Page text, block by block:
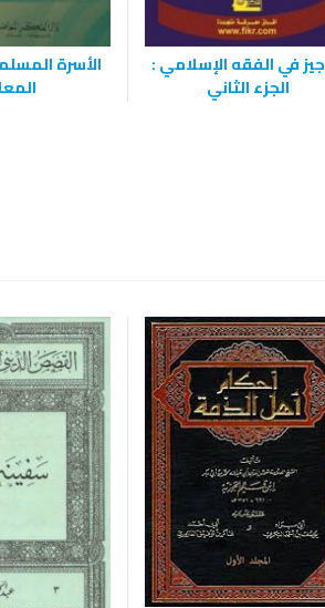
في الفقه الإسلامي :
الجزء الثاني
الأسرة